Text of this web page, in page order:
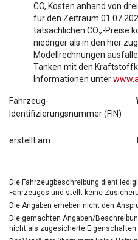
CO, Kosten anhand von
für den Zeitraum
tatsächlichen CO₂-Preise
niedriger als in den hier
Modellrechnungen
Tanken mit den
Informationen unter
Fahrzeug-
Identifizierungsnummer (FIN)
erstellt am
Die Fahrzeugbeschreibung dient
Fahrzeuges und stellt keine
Die Angaben erheben nicht den
Die gemachten Angaben/
nicht als zugesicherte Eigenschaften.